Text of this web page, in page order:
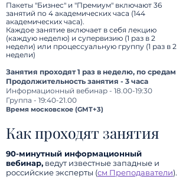
Пакеты "Бизнес" и "Премиум" включают 36
занятий по 4 академических часа (144
академических часа).
Каждое занятие включает в себя лекцию
(каждую неделю) и супервизию (1 раз в 2
недели) или процессуальную группу (1 раз в 2
недели)
Занятия проходят 1 раз в неделю, по средам
Продолжительность занятия - 3 часа
Информационный вебинар - 18.00-19:30
Группа - 19:40-21.00
Время московское (GMT+3)
Как проходят занятия
90-минутный информационный
вебинар, ведут известные западные и
российские эксперты (см Преподаватели).